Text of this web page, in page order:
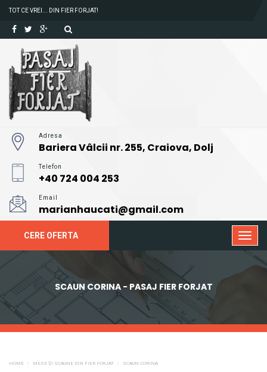
TOT CE VREI... DIN FIER FORJAT!
Adresa
Bariera Vâlcii nr. 255, Craiova, Dolj
Telefon
+40 724 004 253
Email
marianhaucati@gmail.com
CERE OFERTA
SCAUN CORINA - PASAJ FIER FORJAT
HOME MESE ȘI SCAUNE DIN FIER FORJAT SCAUN CORINA